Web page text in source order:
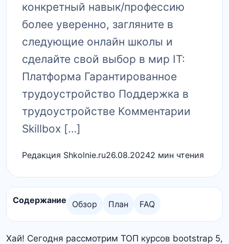
конкретный навык/профессию
более уверенно, загляните в
следующие онлайн школы и
сделайте свой выбор в мир IT:
Платформа Гарантированное
трудоустройство Поддержка в
трудоустройстве Комментарии
Skillbox […]
Редакция Shkolnie.ru26.08.20242 мин чтения
Содержание Обзор План FAQ
Хай! Сегодня рассмотрим ТОП курсов bootstrap 5,